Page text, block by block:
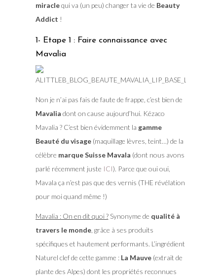
miraclequi va (un peu) changer ta vie de Beauty
Addict !
1- Etape 1 : Faire connaissance avec
Mavalia
Non je n’ai pas fais de faute de frappe, c’est bien de
Mavalia dont on cause aujourd’hui. Kézaco
Mavalia ? C’est bien évidemment la gamme
Beauté du visage(maquillage lèvres, teint…) de la
célèbre marque Suisse Mavala (dont nous avons
parlé récemment juste ICI). Parce que oui oui,
Mavala ça n’est pas que des vernis (THE révélation
pour moi quand même !)
Mavalia : On en dit quoi ?Synonyme de qualité à
travers le monde, grâce à ses produits
spécifiques et hautement performants. L’ingrédient
Naturel clef de cette gamme : La Mauve(extrait de
plante des Alpes) dont les propriétés reconnues